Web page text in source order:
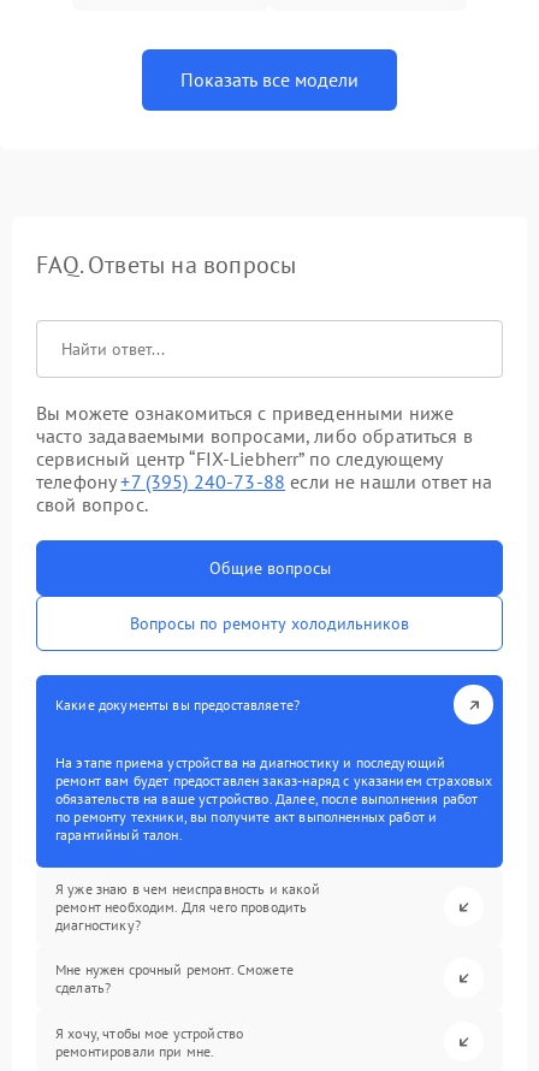
Показать все модели
FAQ. Ответы на вопросы
Вы можете ознакомиться с приведенными ниже
часто задаваемыми вопросами, либо обратиться в
сервисный центр “FIX-Liebherr” по следующему
телефону+7 (395) 240-73-88 если не нашли ответ на
свой вопрос.
Общие вопросы
Вопросы по ремонту холодильников
Какие документы вы предоставляете?
На этапе приема устройства на диагностику и последующий
ремонт вам будет предоставлен заказ-наряд с указанием страховых
обязательств на ваше устройство. Далее, после выполнения работ
по ремонту техники, вы получите акт выполненных работ и
гарантийный талон.
Я уже знаю в чем неисправность и какой
ремонт необходим. Для чего проводить
диагностику?
Мне нужен срочный ремонт. Сможете
сделать?
Я хочу, чтобы мое устройство
ремонтировали при мне.